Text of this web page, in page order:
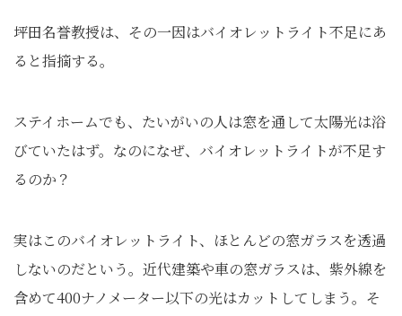
坪田名誉教授は、その一因はバイオレットライト不足にあ
ると指摘する。
ステイホームでも、たいがいの人は窓を通して太陽光は浴
びていたはず。なのになぜ、バイオレットライトが不足す
るのか？
実はこのバイオレットライト、ほとんどの窓ガラスを透過
しないのだという。近代建築や車の窓ガラスは、紫外線を
含めて400ナノメーター以下の光はカットしてしまう。そ